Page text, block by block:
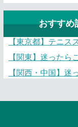
おすすめ
【東京都】テニス
【関東】迷ったら
【関西・中国】迷